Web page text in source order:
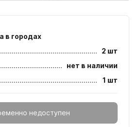
в городах
2 шт
нет в наличии
1 шт
недоступен